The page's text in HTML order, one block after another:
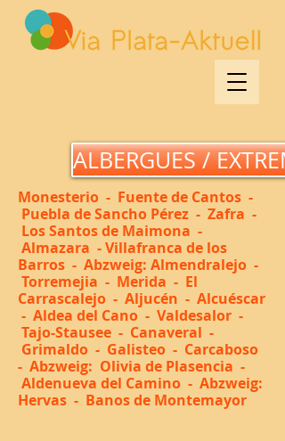
ALBERGUES /
Monesterio - Fuente de Cantos -
Puebla de Sancho Pérez - Zafra -
Los Santos de Maimona -
Almazara - Villafranca de los
Barros - Abzweig: Almendralejo -
Torremejia - Merida - El
Carrascalejo - Aljucén - Alcuéscar
- Aldea del Cano - Valdesalor -
Tajo-Stausee - Canaveral -
Grimaldo - Galisteo - Carcaboso
- Abzweig: Olivia de Plasencia -
Aldenueva del Camino - Abzweig:
Hervas - Banos de Montemayor